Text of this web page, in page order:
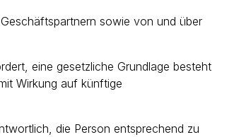
sowie von und über
eine gesetzliche Grundlage besteht
Wirkung auf künftige
die Person entsprechend zu